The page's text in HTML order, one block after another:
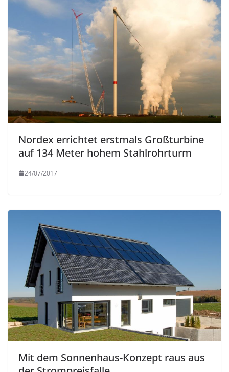
Nordex errichtet erstmals Großturbine
auf 134 Meter hohem Stahlrohrturm
24/07/2017
Mit dem Sonnenhaus-Konzept raus aus